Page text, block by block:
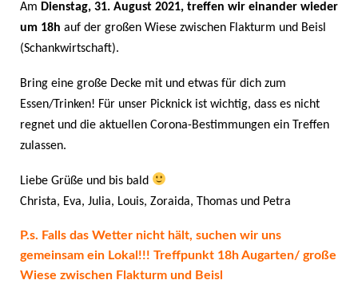
Am Dienstag, 31. August 2021, treffen wir einander wieder
um 18h auf der großen Wiese zwischen Flakturm und Beisl
(Schankwirtschaft).
Bring eine große Decke mit und etwas für dich zum
Essen/Trinken! Für unserPicknick ist wichtig, dass es nicht
regnet und die aktuellen Corona-Bestimmungen ein Treffen
zulassen.
Liebe Grüße und bis bald
Christa, Eva, Julia, Louis, Zoraida, Thomas und Petra
P.s. Falls das Wetter nicht hält, suchen wir uns
gemeinsam ein Lokal!!! Treffpunkt 18h Augarten/ große
Wiese zwischen Flakturm und Beisl